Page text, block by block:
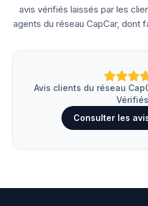
avis vérifiés laissés par les
agents du réseau CapCar, dont
Avis clients du réseau
Consulter les